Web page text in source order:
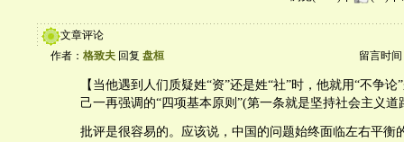
文章评论
作者： 格致夫 回复 盘桓 留言时间
【当他遇到人们质疑姓“资”还是姓“社”时，他就用“不争
己一再强调的“四项基本原则”(第一条就是坚持社会主义道
批评是很容易的。应该说，中国的问题始终面临左右平衡